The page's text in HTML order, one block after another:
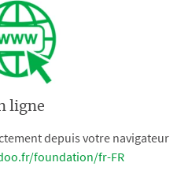
ligne
depuis votre navigateur
foundation/fr-FR